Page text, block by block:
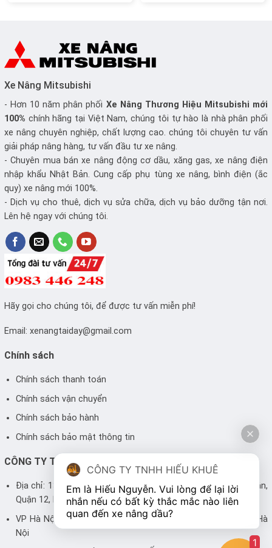
Xe Nâng Mitsubishi
- Hơn 10 năm phân phối Xe Nâng Thương Hiệu Mitsubishi mới
100% chính hãng tại Việt Nam, chúng tôi tự hào là nhà phân phối
xe nâng chuyên nghiệp, chất lượng cao. chúng tôi chuyên tư vấn
giải pháp nâng hàng, tư vấn đầu tư xe nâng.
- Chuyên mua bán xe nâng động cơ dầu, xăng gas, xe nâng điện
nhập khẩu Nhật Bản. Cung cấp phụ tùng xe nâng, bình điện (ắc
quy) xe nâng mới 100%.
- Dịch vụ cho thuê, dịch vụ sửa chữa, dịch vụ bảo dưỡng tận nơi.
Lên hệ ngay với chúng tôi.
Hãy gọi cho chúng tôi, để được tư vấn miễn phí!
Email: xenangtaiday@gmail.com
Chính sách
Chính sách thanh toán
Chính sách vận chuyển
Chính sách bảo hành
Chính sách bảo mật thông tin
CÔNG TY TNHH HIẾU KHUÊ
Địa chỉ: 13/10 Đông Hưng Thuận 42, Phường Tân Hưng Thuận,
Quận 12, Hồ Chí Minh
VP Hà Nội: Phòng 302, Toà G2, Số 3 Thành Công, Ba Đình, Hà
Nội
CÔNG TY TNHH HIẾU KHUÊ
Em là Hiếu Nguyễn. Vui lòng để lại lời
nhắn nếu có bất kỳ thắc mắc nào liên
quan đến xe nâng dầu?
1